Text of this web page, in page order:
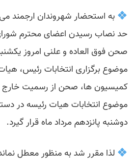
به استحضار شهروندان ارجمند می
حد نصاب رسیدن اعضای محترم
صحن فوق العاده و علنی امروز
موضوع برگزاری انتخابات رئیس،
کمیسیون ها، صحن از رسمیت خارج
موضوع انتخابات هیات رئیسه در
دوشنبه پانزدهم مرداد ماه قرار گیرد.
لذا مقرر شد به منظور معطل